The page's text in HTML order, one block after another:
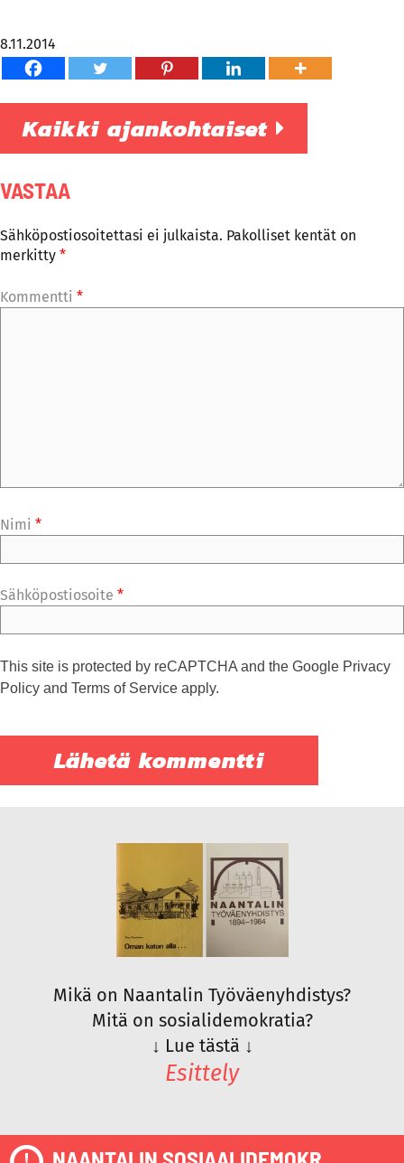
8.11.2014
Kaikki ajankohtaiset
VASTAA
Sähköpostiosoitettasi ei julkaista. Pakolliset kentät on
merkitty *
Kommentti *
Nimi *
Sähköpostiosoite *
This site is protected by reCAPTCHA and the Google Privacy
Policy and Terms of Service apply.
Mikä on Naantalin Työväenyhdistys?
Mitä on sosialidemokratia?
↓ Lue tästä ↓
Esittely